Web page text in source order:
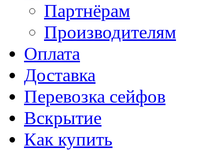
Партнёрам
Производителям
Оплата
Доставка
Перевозка сейфов
Вскрытие
Как купить